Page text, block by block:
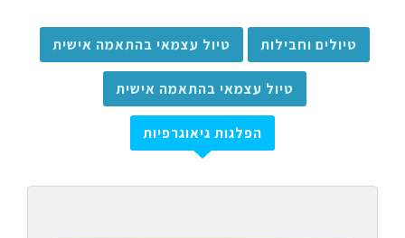
טיולים וחבילות טיול עצמאי בהתאמה אישית
טיול עצמאי בהתאמה אישית
הפלגות גיאוגרפיות